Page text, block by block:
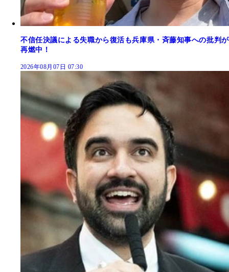
不信任決議による失職から復活も兵庫県・斉藤知事への批判が
再燃中！
2026年08月07日 07:30